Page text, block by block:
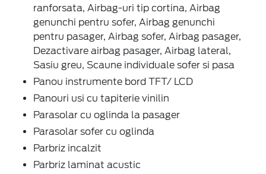
ranforsata, Airbag-uri tip cortina, Airbag
genunchi pentru sofer, Airbag genunchi
pentru pasager, Airbag sofer, Airbag pasager,
Dezactivare airbag pasager, Airbag lateral,
Sasiu greu, Scaune individuale sofer si pasa
Panou instrumente bord TFT/ LCD
Panouri usi cu tapiterie vinilin
Parasolar cu oglinda la pasager
Parasolar sofer cu oglinda
Parbriz incalzit
Parbriz laminat acustic